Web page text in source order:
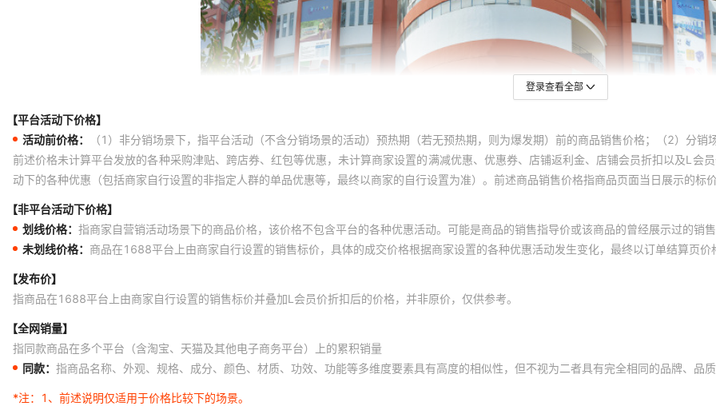
登录查看全部
【平台活动下价格】
活动前价格：
（1）非分销场景下，指平台活动（不含分销场景的活动）预热期（若无预热期，则为爆发期）前的商品销售价格；（2）分
前述价格未计算平台发放的各种采购津贴、跨店券、红包等优惠，未计算商家设置的满减优惠、优惠券、店铺返利金、店铺会员折扣以及L会
动下的各种优惠（包括商家自行设置的非指定人群的单品优惠等，最终以商家的自行设置为准）。前述商品销售价格指商品页面当日展示的
【非平台活动下价格】
划线价格： 指商家自营销活动场景下的商品价格，该价格不包含平台的各种优惠活动。可能是商品的销售指导价或该商品的曾经展示过的销
未划线价格： 商品在1688平台上由商家自行设置的销售标价，具体的成交价格根据商家设置的各种优惠活动发生变化，最终以订单结算页价
【发布价】
指商品在1688平台上由商家自行设置的销售标价并叠加L会员价折扣后的价格，并非原价，仅供参考。
【全网销量】
指同款商品在多个平台（含淘宝、天猫及其他电子商务平台）上的累积销量
同款： 指商品名称、外观、规格、成分、颜色、材质、功效、功能等多维度要素具有高度的相似性，但不视为二者具有完全相同的品牌、品
*注：
1、前述说明仅适用于价格比较下的场景。